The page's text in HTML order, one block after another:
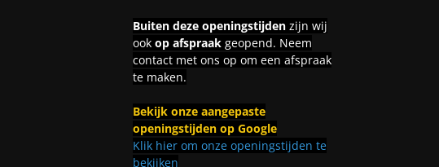
Buiten deze openingstijdenzijn wij
ook op afspraakgeopend. Neem
contact met ons op om een afspraak
te maken.
Bekijk onze aangepaste
openingstijden op Google
Klik hier om onze openingstijden te
bekijken